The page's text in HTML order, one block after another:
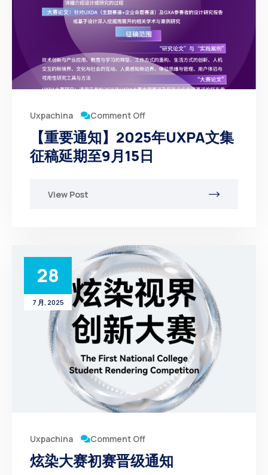
Uxpachina Comment Off
【重要通知】2025年UXPA文集
征稿延期至9月15日
View Post
28
7 月, 2025
Uxpachina Comment Off
炫染大赛初赛晋级通知